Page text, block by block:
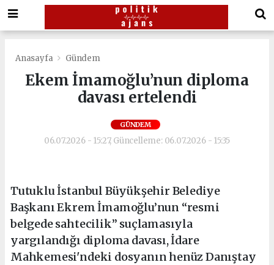
Anasayfa Gündem
Ekem İmamoğlu’nun diploma
davası ertelendi
GÜNDEM
06.07.2026 - 15:27, Güncelleme: 06.07.2026 - 15:35
Tutuklu İstanbul Büyükşehir Belediye
Başkanı Ekrem İmamoğlu’nun “resmi
belgede sahtecilik” suçlamasıyla
yargılandığı diploma davası, İdare
Mahkemesi'ndeki dosyanın henüz Danıştay